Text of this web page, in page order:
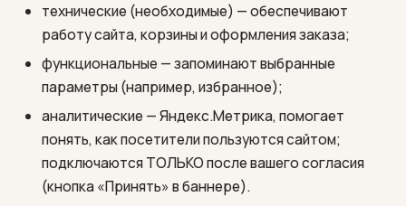
технические (необходимые) — обеспечивают
работу сайта, корзины и оформления заказа;
функциональные — запоминают выбранные
параметры (например, избранное);
аналитические — Яндекс.Метрика, помогает
понять, как посетители пользуются сайтом;
подключаются ТОЛЬКО после вашего согласия
(кнопка «Принять» в баннере).